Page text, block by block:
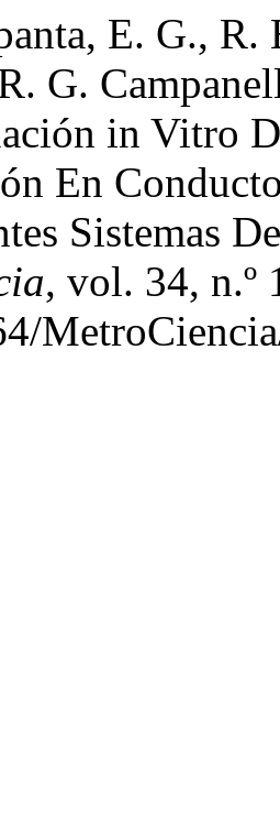
E. G.,
G.
in Vitro
En
Sistemas
, vol. 34, n.º